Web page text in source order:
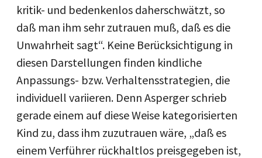
kritik- und bedenkenlos daherschwätzt, so
daß man ihm sehr zutrauen muß, daß es die
Unwahrheit sagt“. Keine Berücksichtigung in
diesen Darstellungen finden kindliche
Anpassungs- bzw. Verhaltensstrategien, die
individuell variieren. Denn Asperger schrieb
gerade einem auf diese Weise kategorisierten
Kind zu, dass ihm zuzutrauen wäre, „daß es
einem Verführer rückhaltlos preisgegeben ist,